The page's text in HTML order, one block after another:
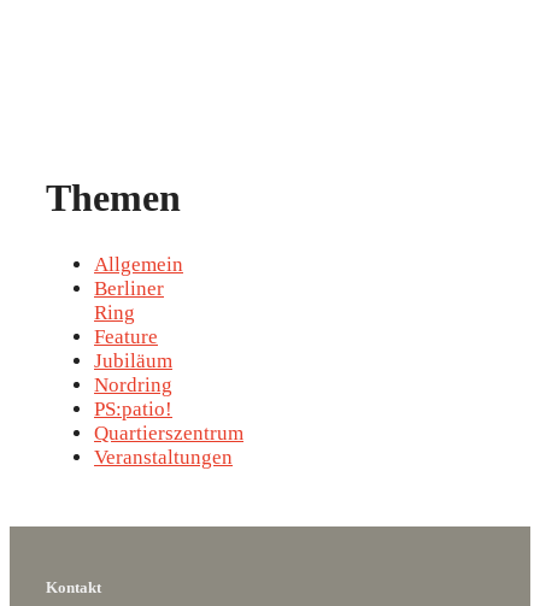
Themen
Allgemein
Berliner
Ring
Feature
Jubiläum
Nordring
PS:patio!
Quartierszentrum
Veranstaltungen
Kontakt